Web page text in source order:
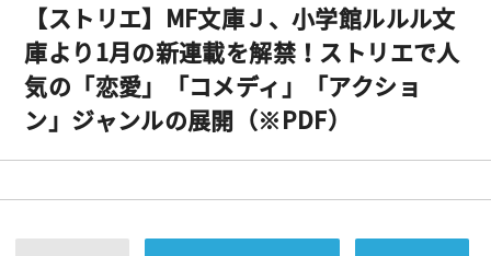
【ストリエ】MF文庫Ｊ、小学館ルルル文
庫より1月の新連載を解禁！ストリエで人
気の「恋愛」「コメディ」「アクショ
ン」ジャンルの展開（※PDF）